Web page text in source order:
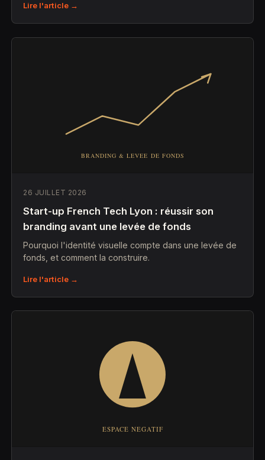
Lire l'article →
26 JUILLET 2026
Start-up French Tech Lyon : réussir son
branding avant une levée de fonds
Pourquoi l'identité visuelle compte dans une levée de
fonds, et comment la construire.
Lire l'article →